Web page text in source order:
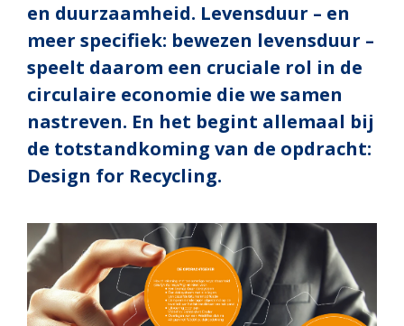
en duurzaamheid. Levensduur – en
meer specifiek: bewezen levensduur –
speelt daarom een cruciale rol in de
circulaire economie die we samen
nastreven. En het begint allemaal bij
de totstandkoming van de opdracht:
Design for Recycling.